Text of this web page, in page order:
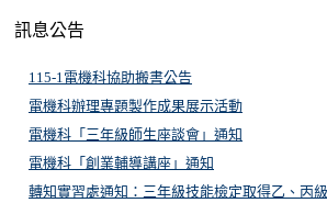
訊息公告